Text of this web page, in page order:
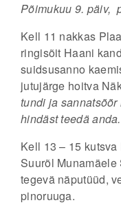
Põimukuu 9. päiv,
Kell 11 nakkas
ringisõit Haani
suidsusanno
jutujärge hoitva
tundi ja
hindäst teedä anda.
Kell 13 – 15
Suurõl Munamäele
tegevä näputüüd,
pinoruuga.